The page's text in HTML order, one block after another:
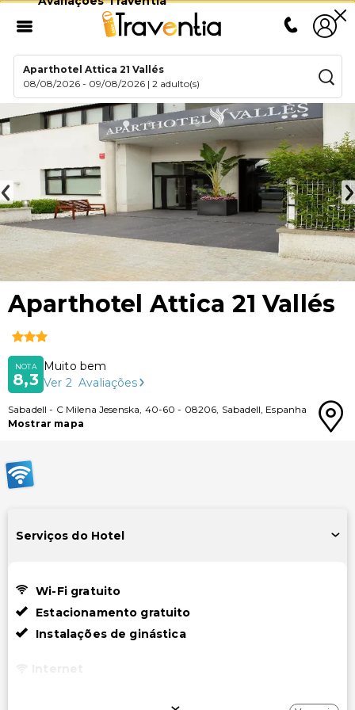
Aparthotel Attica 21 Vallés
08/08/2026 - 09/08/2026 |2 adulto(s)
Aparthotel Attica 21 Vallés
NOTA
8,3
Muito bem
Ver 2 Avaliações
Sabadell - C Milena Jesenska, 40-60 - 08206, Sabadell, Espanha
Mostrar mapa
Serviços do Hotel
Wi-Fi gratuito
Estacionamento gratuito
Instalações de ginástica